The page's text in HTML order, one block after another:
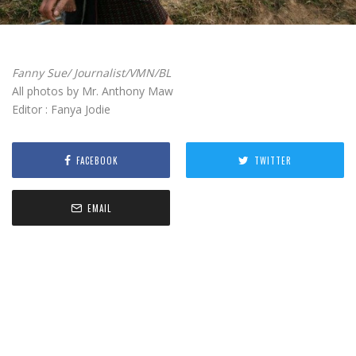
Fanny Sue/ Journalist/VMN/BL
All photos by Mr. Anthony Maw
Editor : Fanya Jodie
FACEBOOK TWITTER
EMAIL